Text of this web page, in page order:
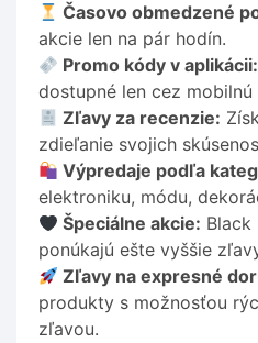
Časovo obmedzené
akcie len na pár hodín.
Promo kódy v aplikácii:
dostupné len cez mobilnú
Zľavy za recenzie:
zdieľanie svojich
Výpredaje podľa
elektroniku, módu,
Špeciálne akcie: Black
ponúkajú ešte vyššie
Zľavy na expresné
produkty s možnosťou
zľavou.